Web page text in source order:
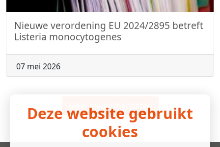
Nieuwe verordening EU 2024/2895 betreft
Listeria monocytogenes
07 mei 2026
Meer nieuwsberichten
Deze website gebruikt
cookies